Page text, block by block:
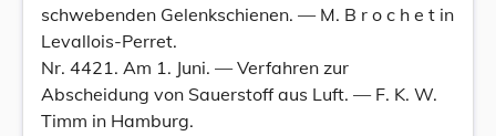
schwebenden Gelenkschienen. — M. B r o c h e t in
Levallois-Perret.
Nr. 4421. Am 1. Juni. — Verfahren zur
Abscheidung von Sauerstoff aus Luft. — F. K. W.
Timm in Hamburg.